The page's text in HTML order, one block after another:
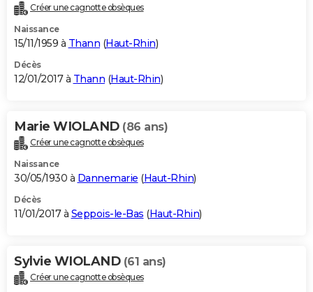
Créer une cagnotte obsèques
Naissance
15/11/1959 à Thann (Haut-Rhin)
Décès
12/01/2017 à Thann (Haut-Rhin)
Marie WIOLAND (86 ans)
Créer une cagnotte obsèques
Naissance
30/05/1930 à Dannemarie (Haut-Rhin)
Décès
11/01/2017 à Seppois-le-Bas (Haut-Rhin)
Sylvie WIOLAND (61 ans)
Créer une cagnotte obsèques